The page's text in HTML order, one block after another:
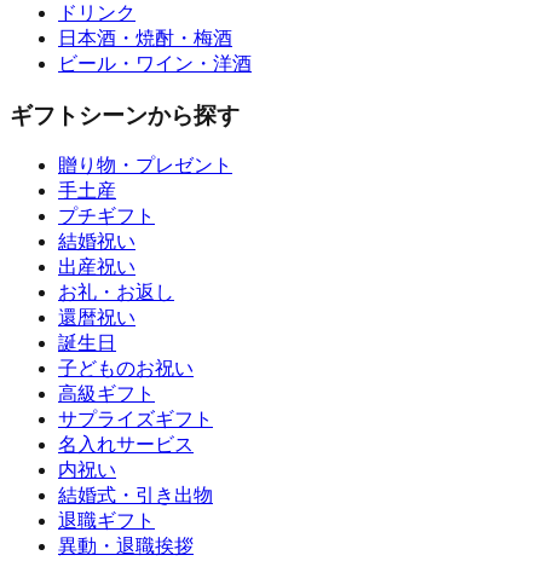
ドリンク
日本酒・焼酎・梅酒
ビール・ワイン・洋酒
ギフトシーンから探す
贈り物・プレゼント
手土産
プチギフト
結婚祝い
出産祝い
お礼・お返し
還暦祝い
誕生日
子どものお祝い
高級ギフト
サプライズギフト
名入れサービス
内祝い
結婚式・引き出物
退職ギフト
異動・退職挨拶